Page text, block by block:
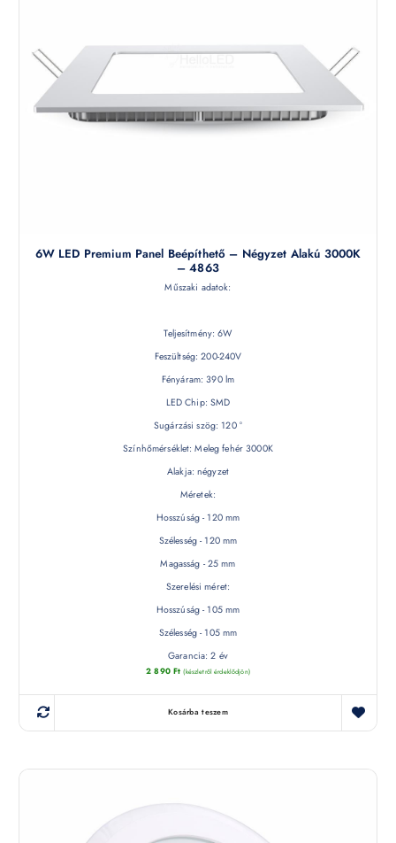
6W LED Premium Panel Beépíthető – Négyzet Alakú 3000K
– 4863
Műszaki adatok:
Teljesítmény: 6W
Feszültség: 200-240V
Fényáram: 390 lm
LED Chip: SMD
Sugárzási szög: 120 °
Színhőmérséklet: Meleg fehér 3000K
Alakja: négyzet
Méretek:
Hosszúság - 120 mm
Szélesség - 120 mm
Magasság - 25 mm
Szerelési méret:
Hosszúság - 105 mm
Szélesség - 105 mm
Garancia: 2 év
2 890 Ft (készletről érdeklődjön)
Kosárba teszem